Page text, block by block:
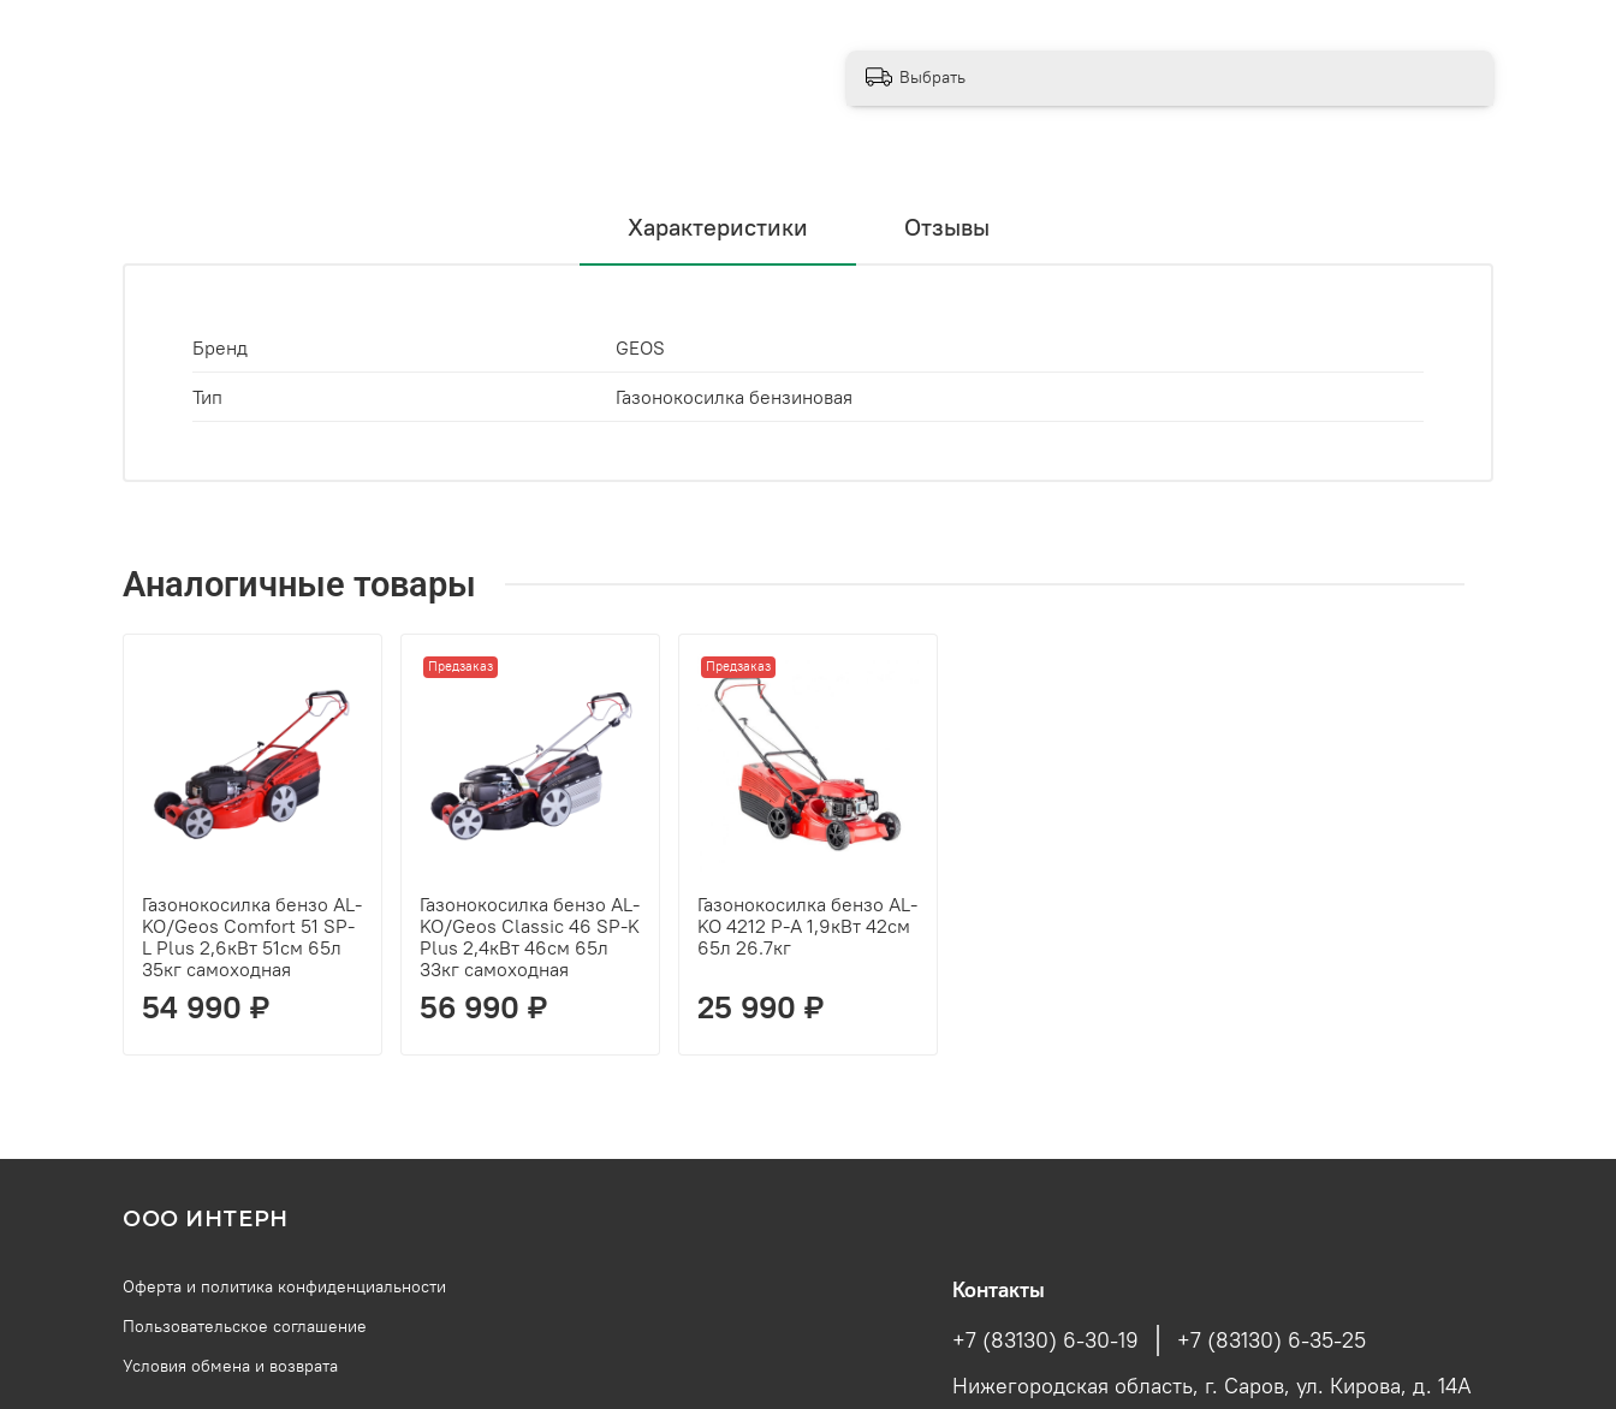
Выбрать
Характеристики Отзывы
Бренд GEOS
Тип Газонокосилка бензиновая
Аналогичные товары
Газонокосилка бензо AL-
KO/Geos Comfort 51 SP-
L Plus 2,6кВт 51см 65л
35кг самоходная
54 990 ₽
Предзаказ
Газонокосилка бензо AL-
KO/Geos Classic 46 SP-K
Plus 2,4кВт 46см 65л
33кг самоходная
56 990 ₽
Предзаказ
Газонокосилка бензо AL-
KO 4212 P-A 1,9кВт 42см
65л 26.7кг
25 990 ₽
ООО ИНТЕРН
Оферта и политика конфиденциальности
Пользовательское соглашение
Условия обмена и возврата
Контакты
+7 (83130) 6-30-19
+7 (83130) 6-35-25
Нижегородская область, г. Саров, ул. Кирова, д. 14А